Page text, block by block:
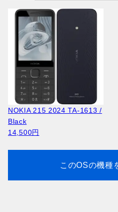
NOKIA 215 2024 TA-1613 /
Black
14,500円
このOSの機種